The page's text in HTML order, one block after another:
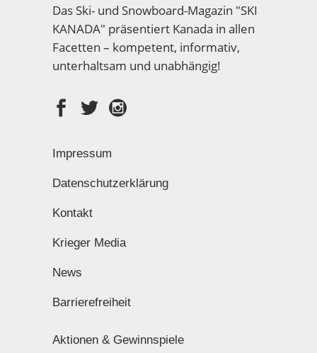
Das Ski- und Snowboard-Magazin "SKI
KANADA" präsentiert Kanada in allen
Facetten – kompetent, informativ,
unterhaltsam und unabhängig!
Impressum
Datenschutzerklärung
Kontakt
Krieger Media
News
Barrierefreiheit
Aktionen & Gewinnspiele